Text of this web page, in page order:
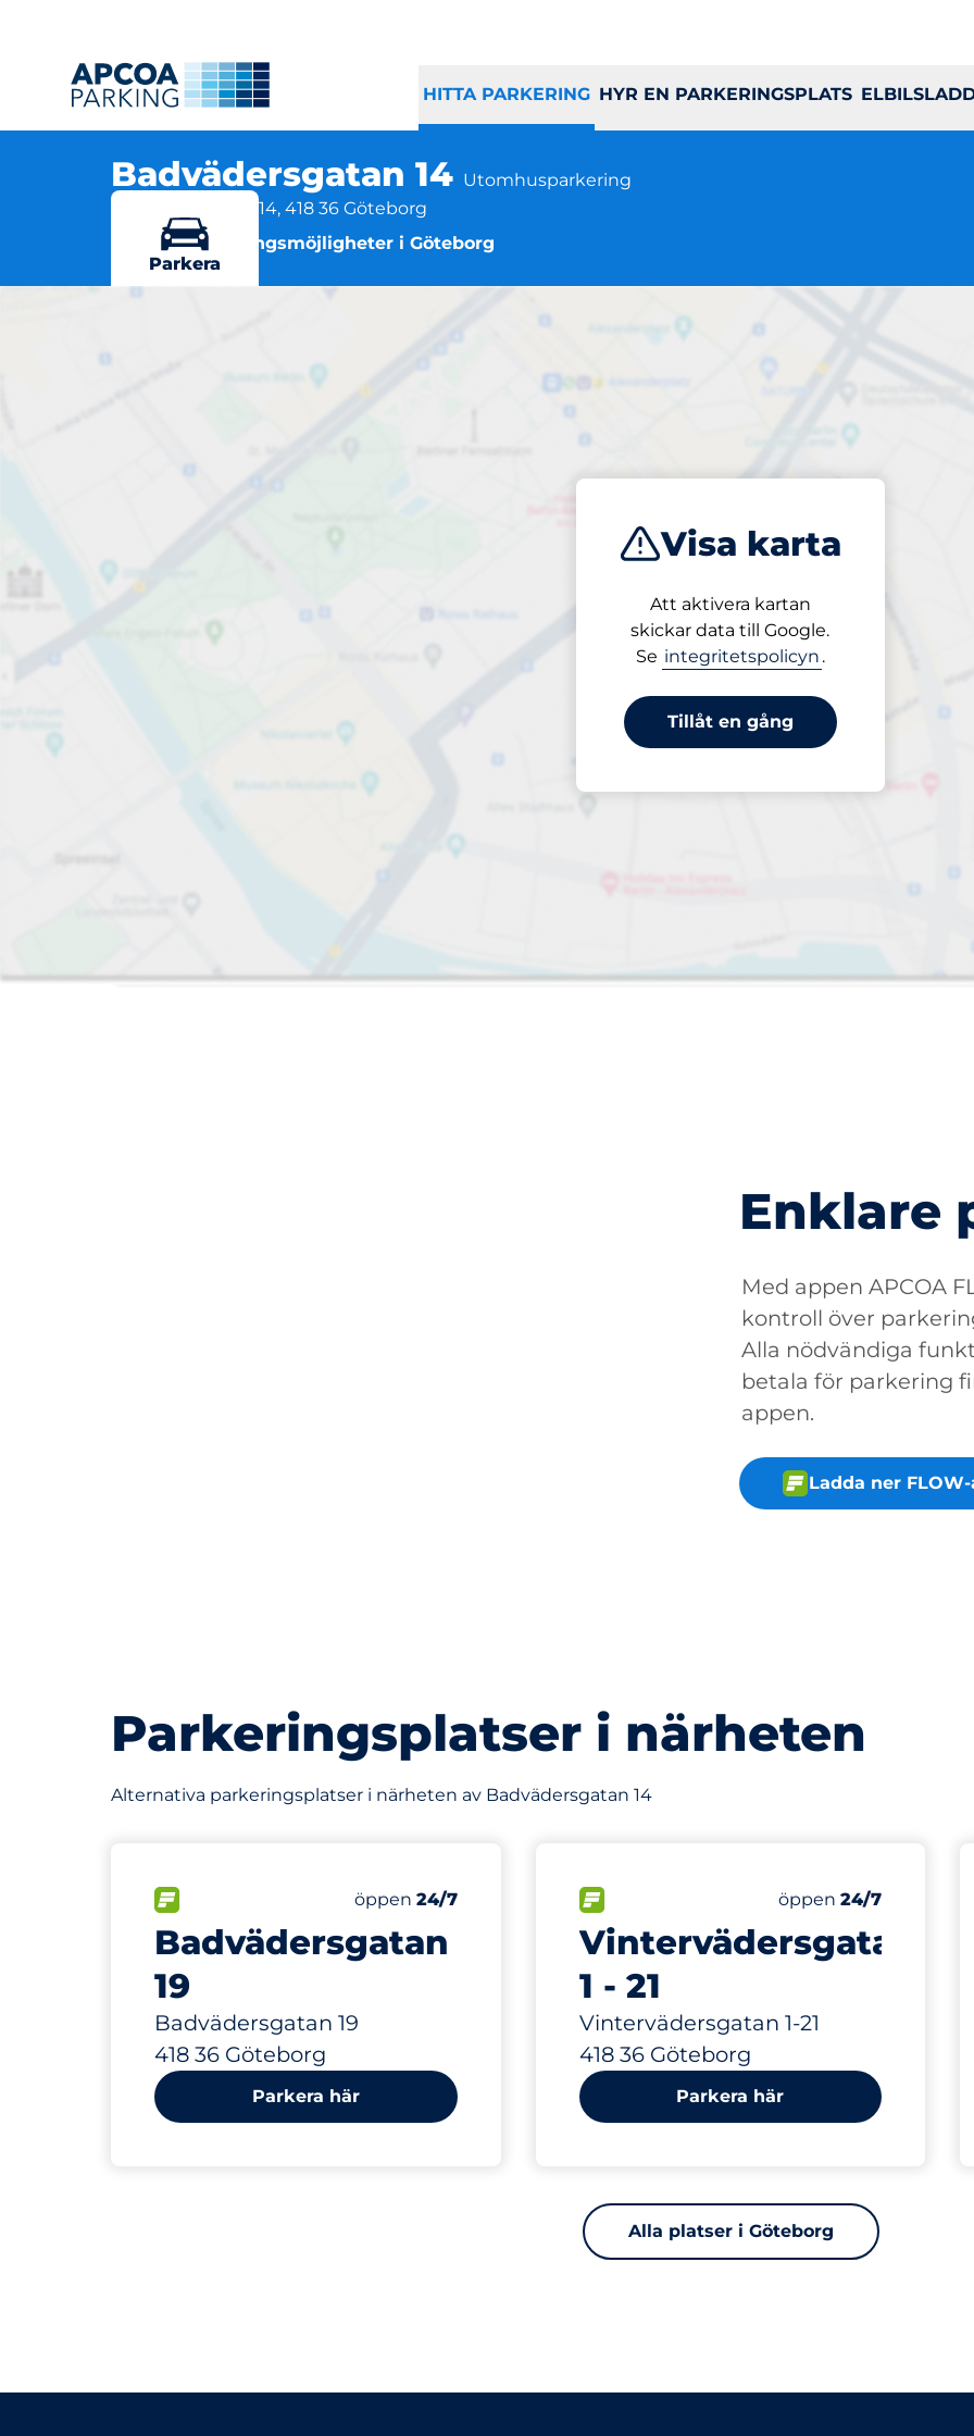
HITTA PARKERING HYR EN PARKERINGSPLATS
Badvädersgatan 14 Utomhusparkering
Badvädersgatan 14, 418 36 Göteborg
Flera parkeringsmöjligheter i Göteborg
Visa karta
Att aktivera kartan
skickar data till Google.
Se integritetspolicyn .
Tillåt en gång
Parkera
Badvädersgatan 14
Öppet nu
Från 5,00 kr
Priser och betalning
Enklare
Med appen APCOA
kontroll över
Alla nödvändiga
betala för parkering
appen.
Ladda ner
Parkeringsplatser i närheten
Alternativa parkeringsplatser i närheten av Badvädersgatan 14
Badvädersgatan
19
Badvädersgatan 19
418 36 Göteborg
Antal parkeringsplatser:
Totalt antal platser
Lördag
öppen 24/7
56 m
Parkera här
Vintervädersgatan
1 - 21
Vintervädersgatan 1-21
418 36 Göteborg
Antal parkeringsplatser:
Totalt antal platser
Lördag
öppen24/7
204 m
Parkera här
Alla platser i Göteborg